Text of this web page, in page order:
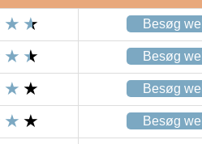
Besøg
Besøg
Besøg
Besøg